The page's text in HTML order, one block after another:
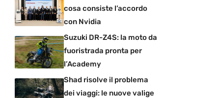
cosa consiste l’accordo
con Nvidia
Suzuki DR-Z4S: la moto da
fuoristrada pronta per
l’Academy
Shad risolve il problema
dei viaggi: le nuove valige